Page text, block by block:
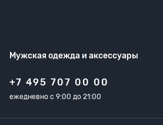
Мужская одежда и аксессуары
+7 495 707 00 00
ежедневно с 9:00 до 21:00